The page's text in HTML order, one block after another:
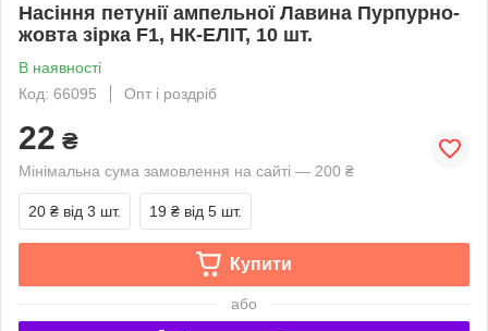
Насіння петунії ампельної Лавина Пурпурно-
жовта зірка F1, НК-ЕЛІТ, 10 шт.
В наявності
Код: 66095
Опт і роздріб
22 ₴
Мінімальна сума замовлення на сайті — 200 ₴
20 ₴ від 3 шт. 19 ₴ від 5 шт.
Купити
або